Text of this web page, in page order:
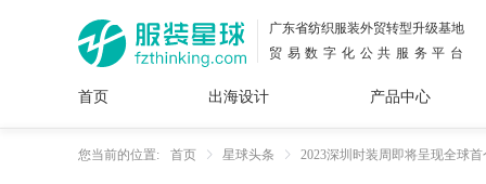
广东省纺织服装外贸转型升级基地
贸易数字化公共服务平台
首页 出海设计
面料
插画
服装
产品中心
女装
内衣
男装
运动
童装
牛仔
您当前的位置: 首页 星球头条 2023深圳时装周即将呈现全球